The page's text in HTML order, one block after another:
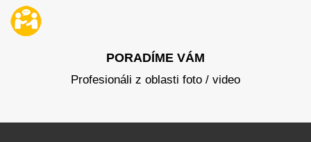
PORADÍME VÁM
Profesionáli z oblasti foto / video